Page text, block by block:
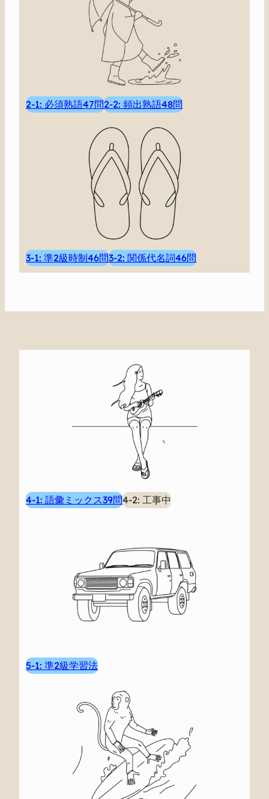
2-1: 必須熟語47問2-2: 頻出熟語48問
3-1: 準2級時制46問3-2: 関係代名詞46問
4-1: 語彙ミックス39問4-2: 工事中
5-1: 準2級学習法